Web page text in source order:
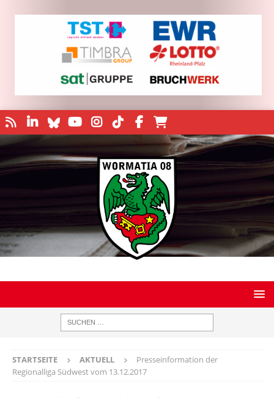
STARTSEITE AKTUELL
Presseinformation der
Regionalliga Südwest vom 13.12.2017